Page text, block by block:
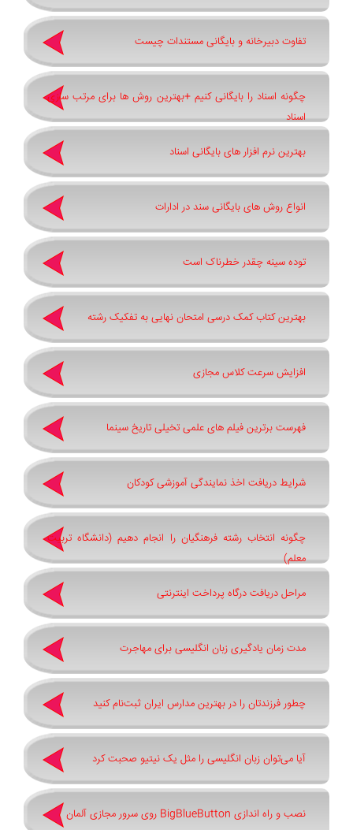
تفاوت دبیرخانه و بایگانی مستندات چیست
چگونه اسناد را بایگانی کنیم +بهترین روش ‌ها برای مرتب ‌سازی
اسناد
بهترین نرم ‌افزار های بایگانی اسناد
انواع روش های بایگانی سند در ادارات
توده سینه چقدر خطرناک است
بهترین کتاب کمک درسی امتحان نهایی به تفکیک رشته
افزایش سرعت کلاس مجازی
فهرست برترین فیلم های علمی تخیلی تاریخ سینما
شرایط دریافت اخذ نمایندگی آموزشی کودکان
چگونه انتخاب رشته فرهنگیان را انجام دهیم (دانشگاه تربیت
معلم)
مراحل دریافت درگاه پرداخت اینترنتی
مدت زمان یادگیری زبان انگلیسی برای مهاجرت
چطور فرزندتان را در بهترین مدارس ایران ثبت‌نام کنید
آیا می‌توان زبان انگلیسی را مثل یک نیتیو صحبت کرد
نصب و راه اندازی BigBlueButton روی سرور مجازی آلمان